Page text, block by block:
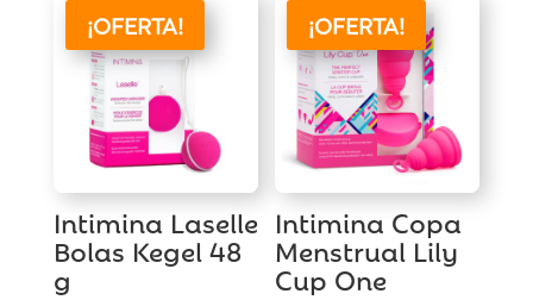
¡OFERTA!
Intimina Laselle
Bolas Kegel 48
g
¡OFERTA!
Intimina Copa
Menstrual Lily
Cup One